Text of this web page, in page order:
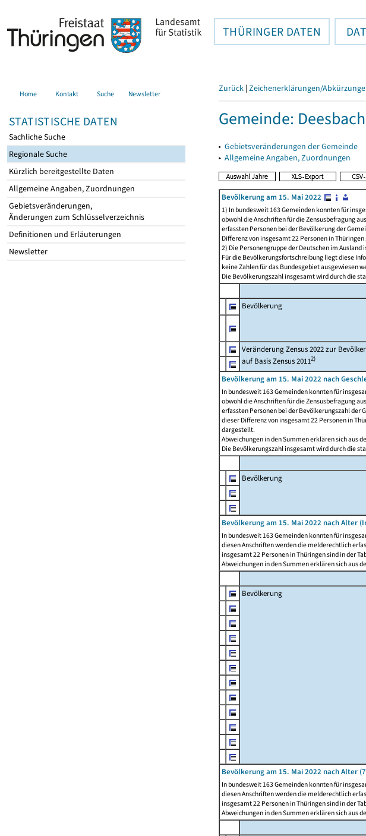
THÜRINGER DATEN
Home Kontakt Suche Newsletter
STATISTISCHE DATEN
Sachliche Suche
Regionale Suche
Kürzlich bereitgestellte Daten
Allgemeine Angaben, Zuordnungen
Gebietsveränderungen,
Änderungen zum Schlüsselverzeichnis
Definitionen und Erläuterungen
Newsletter
Zurück | Zeichenerklärungen/
Gemeinde: Deesbach
▸ Gebietsveränderungen der Gemeinde
▸ Allgemeine Angaben, Zuordnungen
Bevölkerung am 15. Mai 2022
1) In bundesweit 163 Gemeinden konnten für
obwohl die Anschriften für die Zensusbefragung
erfassten Personen bei der Bevölkerung der
Differenz von insgesamt 22 Personen in
2) Die Personengruppe der Deutschen im
Für die Bevölkerungsfortschreibung liegt diese
keine Zahlen für das Bundesgebiet ausgewiesen
Die Bevölkerungszahl insgesamt wird durch die
Bevölkerung
Veränderung Zensus 2022 zur
auf Basis Zensus 20112)
Bevölkerung am 15. Mai 2022 nach
In bundesweit 163 Gemeinden konnten für
obwohl die Anschriften für die Zensusbefragung
erfassten Personen bei der Bevölkerungszahl
dieser Differenz von insgesamt 22 Personen in
dargestellt.
Abweichungen in den Summen erklären sich aus
Die Bevölkerungszahl insgesamt wird durch die
Bevölkerung
Bevölkerung am 15. Mai 2022 nach Alter
In bundesweit 163 Gemeinden konnten für
diesen Anschriften werden die melderechtlich
insgesamt 22 Personen in Thüringen sind in der
Abweichungen in den Summen erklären sich aus
Bevölkerung
Bevölkerung am 15. Mai 2022 nach Alter
In bundesweit 163 Gemeinden konnten für
diesen Anschriften werden die melderechtlich
insgesamt 22 Personen in Thüringen sind in der
Abweichungen in den Summen erklären sich aus